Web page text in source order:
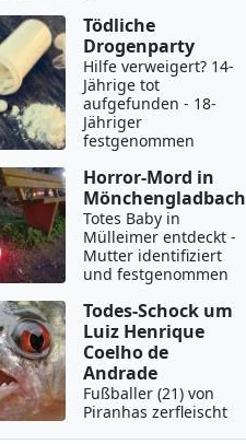
Tödliche
Drogenparty
Hilfe verweigert? 14-
Jährige tot
aufgefunden - 18-
Jähriger
festgenommen
Horror-Mord in
Mönchengladbach
Totes Baby in
Mülleimer entdeckt -
Mutter identifiziert
und festgenommen
Todes-Schock um
Luiz Henrique
Coelho de
Andrade
Fußballer (21) von
Piranhas zerfleischt